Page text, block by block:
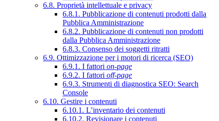
6.8. Proprietà intellettuale e privacy
6.8.1. Pubblicazione di contenuti prodotti dalla
Pubblica Amministrazione
6.8.2. Pubblicazione di contenuti non prodotti
dalla Pubblica Amministrazione
6.8.3. Consenso dei soggetti ritratti
6.9. Ottimizzazione per i motori di ricerca (SEO)
6.9.1. I fattori on-page
6.9.2. I fattori off-page
6.9.3. Strumenti di diagnostica SEO: Search
Console
6.10. Gestire i contenuti
6.10.1. L’inventario dei contenuti
6.10.2. Revisionare i contenuti